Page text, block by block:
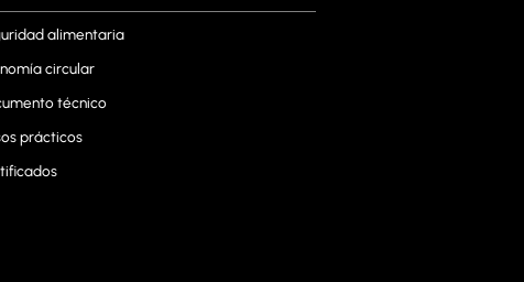
alimentaria
circular
técnico
prácticos